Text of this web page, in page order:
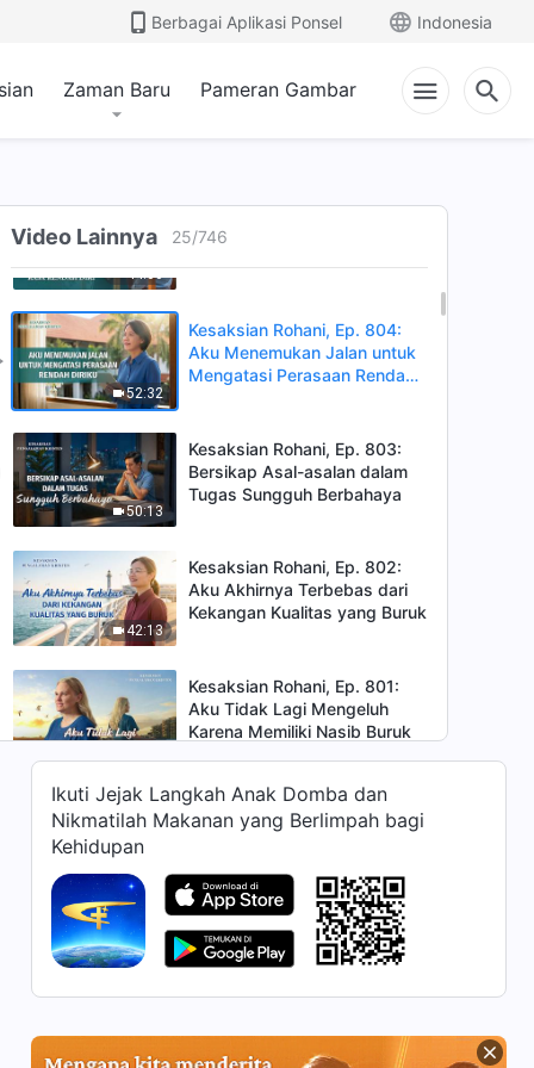
Berbagai Aplikasi Ponsel Indonesia
Zaman Baru Pameran Gambar
Video Lainnya 25/746
43:25
Berkat Dihancurkan
Kesaksian Rohani, Ep. 807:
44:06
Kesaksian Rohani, Ep. 805:
Aku Tidak Lagi Merasa
52:32
Kesaksian Rohani, Ep. 804:
Aku Menemukan Jalan untuk
Mengatasi Perasaan Rendah
50:13
Kesaksian Rohani, Ep. 803:
Bersikap Asal-asalan dalam
Tugas Sungguh Berbahaya
42:13
Kesaksian Rohani, Ep. 802:
Aku Akhirnya Terbebas dari
Kekangan Kualitas yang Buruk
Kesaksian Rohani, Ep. 801:
Aku Tidak Lagi Mengeluh
Karena Memiliki Nasib Buruk
Kesaksian Rohani, Ep. 800:
Aku Tidak Lagi Mengejar
Keuntungan
Kesaksian Rohani, Ep. 799:
Tidak Ada Perbedaan Status
di Antara Tugas-Tugas yang
Kesaksian Rohani, Ep. 798:
Pelajaran yang Kupetik
Ikuti Jejak Langkah Anak Domba dan
Nikmatilah Makanan yang Berlimpah bagi
Kehidupan